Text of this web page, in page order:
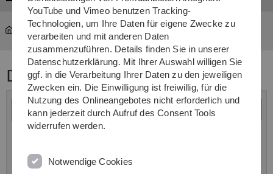
Digitale Plattformen & Märkte
Digitale Plattformen & Märkte
YouTube und Vimeo benutzen Tracking-
Technologien, um Ihre Daten für eigene Zwecke zu
verarbeiten und mit anderen Daten
zusammenzuführen. Details finden Sie in unserer
Datenschutzerklärung. Mit Ihrer Auswahl willigen Sie
ggf. in die Verarbeitung Ihrer Daten zu den jeweiligen
Zwecken ein. Die Einwilligung ist freiwillig, für die
Nutzung des Onlineangebotes nicht erforderlich und
kann jederzeit durch Aufruf des Consent Tools
widerrufen werden.
Notwendige Cookies